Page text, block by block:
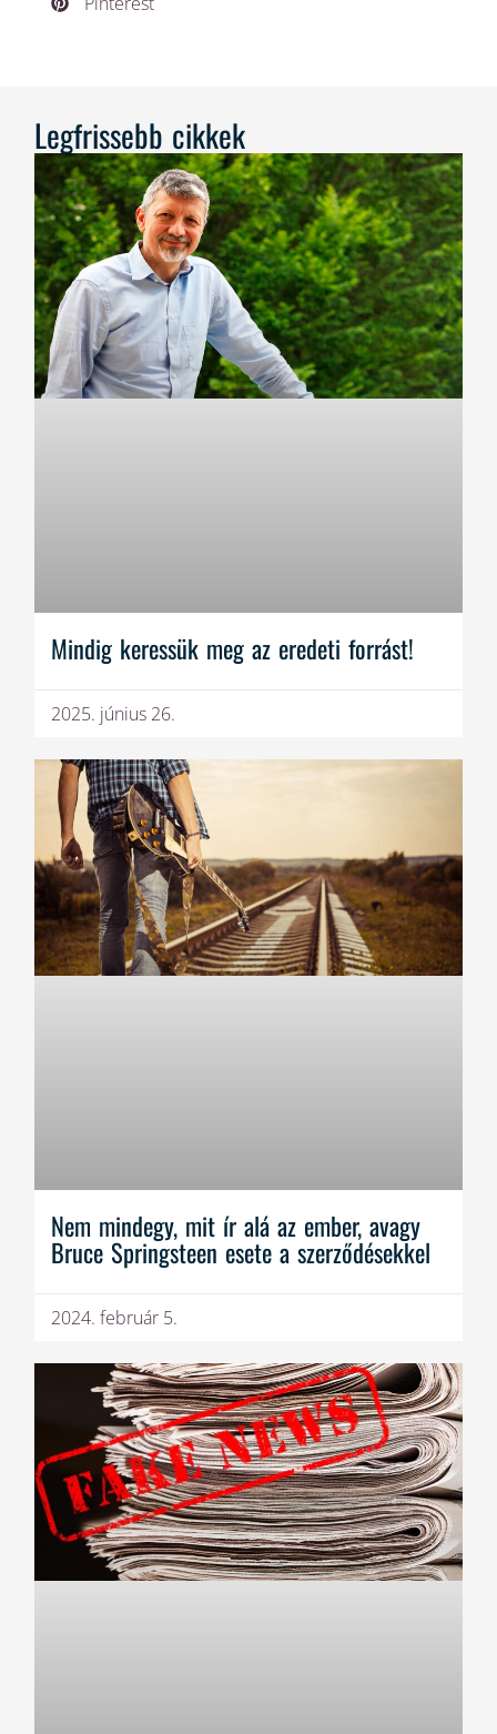
Legfrissebb cikkek
Mindig keressük meg az eredeti forrást!
2025. június 26.
Nem mindegy, mit ír alá az ember, avagy
Bruce Springsteen esete a szerződésekkel
2024. február 5.